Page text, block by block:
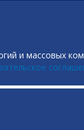
и массовых